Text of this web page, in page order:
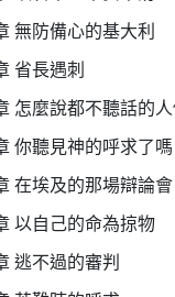
無防備心的基大利
省長遇刺
怎麼說都不聽話的人
你聽見神的呼求了嗎
在埃及的那場辯論會
以自己的命為掠物
逃不過的審判